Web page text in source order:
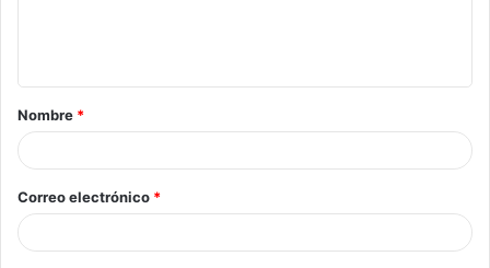
Nombre *
Correo electrónico *